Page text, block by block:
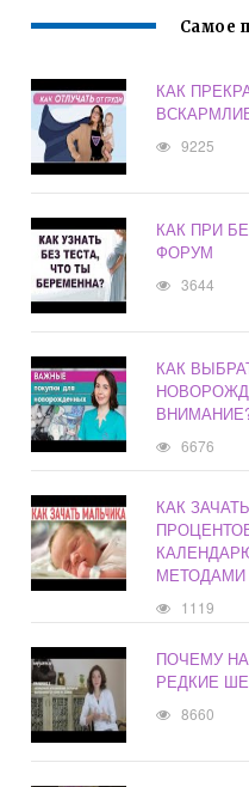
Самое
КАК
9225
КАК ПРИ
ФОРУМ
3644
КАК
6676
КАК
МЕТОДАМИ
1119
ПОЧЕМУ
РЕДКИЕ
8660